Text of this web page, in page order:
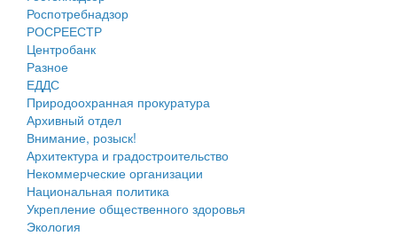
Собрание депутатов
Городское поселение
Сельские поселения
Роспотребнадзор
РОСРЕЕСТР
Центробанк
Разное
ЕДДС
Природоохранная прокуратура
Архивный отдел
Внимание, розыск!
Архитектура и градостроительство
Некоммерческие организации
Национальная политика
Укрепление общественного здоровья
Экология